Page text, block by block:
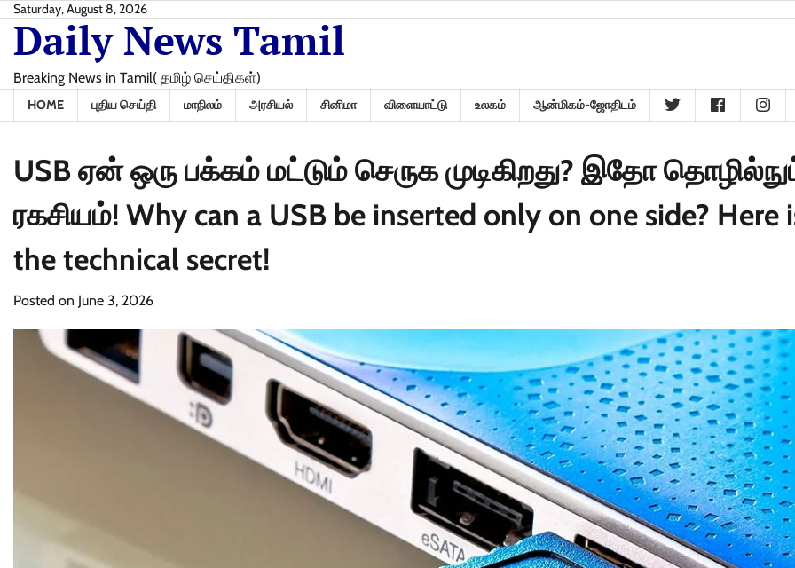
Skip
content
Saturday, August 8, 2026
Daily News Tamil
Breaking News in Tamil( தமிழ் செய்திகள்)
HOME புதிய செய்தி மாநிலம் அரசியல் சினிமா விளையாட்டு உலகம் ஆன்மிகம்-ஜோதிடம்
USB ஏன் ஒரு பக்கம் மட்டும் செருக முடிகிறது? இதோ
ரகசியம்! Why can a USB be inserted only on one side? Here
the technical secret!
Posted on June 3, 2026